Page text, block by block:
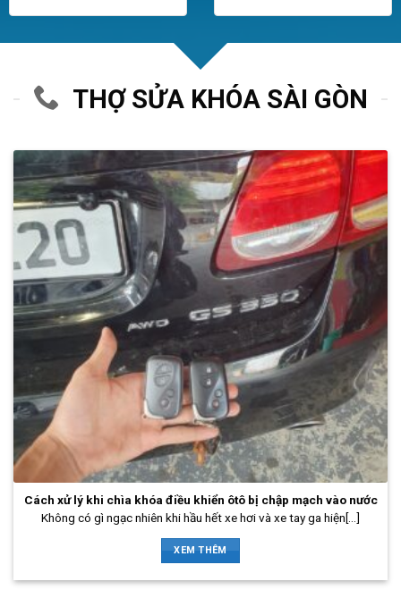
THỢ SỬA KHÓA SÀI GÒN
Cách xử lý khi chìa khóa điều khiển ôtô bị chập mạch vào nước
Không có gì ngạc nhiên khi hầu hết xe hơi và xe tay ga hiện[...]
XEM THÊM